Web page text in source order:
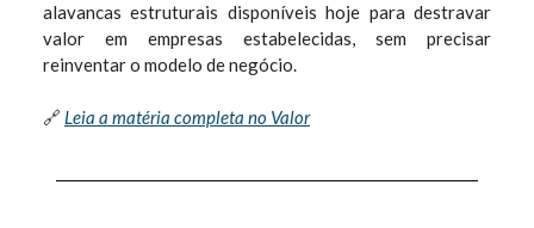
alavancas estruturais disponíveis hoje para destravar
valor em empresas estabelecidas, sem precisar
reinventar o modelo de negócio.
🔗 Leia a matéria completa no Valor